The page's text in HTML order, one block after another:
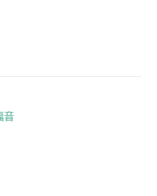
音